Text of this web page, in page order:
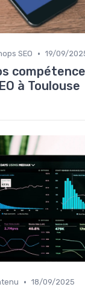
SEO • 19/09/
à Toulouse
• 18/09/2025